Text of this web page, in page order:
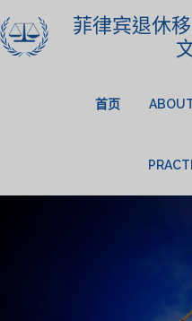
菲律宾退休
首页